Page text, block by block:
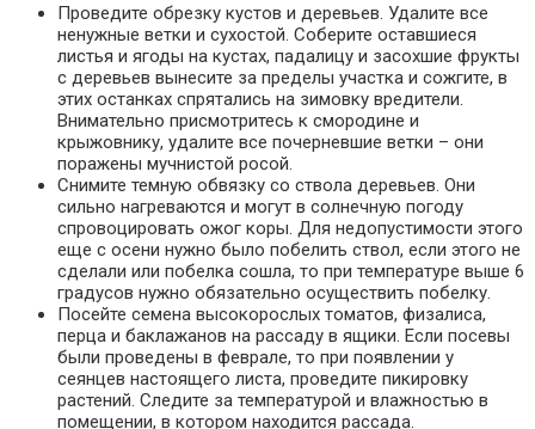
Проведите обрезку кустов и деревьев. Удалите все
ненужные ветки и сухостой. Соберите оставшиеся
листья и ягоды на кустах, падалицу и засохшие фрукты
с деревьев вынесите за пределы участка и сожгите, в
этих останках спрятались на зимовку вредители.
Внимательно присмотритесь к смородине и
крыжовнику, удалите все почерневшие ветки – они
поражены мучнистой росой.
Снимите темную обвязку со ствола деревьев. Они
сильно нагреваются и могут в солнечную погоду
спровоцировать ожог коры. Для недопустимости этого
еще с осени нужно было побелить ствол, если этого не
сделали или побелка сошла, то при температуре выше 6
градусов нужно обязательно осуществить побелку.
Посейте семена высокорослых томатов, физалиса,
перца и баклажанов на рассаду в ящики. Если посевы
были проведены в феврале, то при появлении у
сеянцев настоящего листа, проведите пикировку
растений. Следите за температурой и влажностью в
помещении, в котором находится рассада.